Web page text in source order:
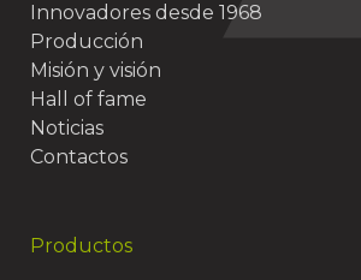
Innovadores desde 1968
Producción
Misión y visión
Hall of fame
Noticias
Contactos
Productos